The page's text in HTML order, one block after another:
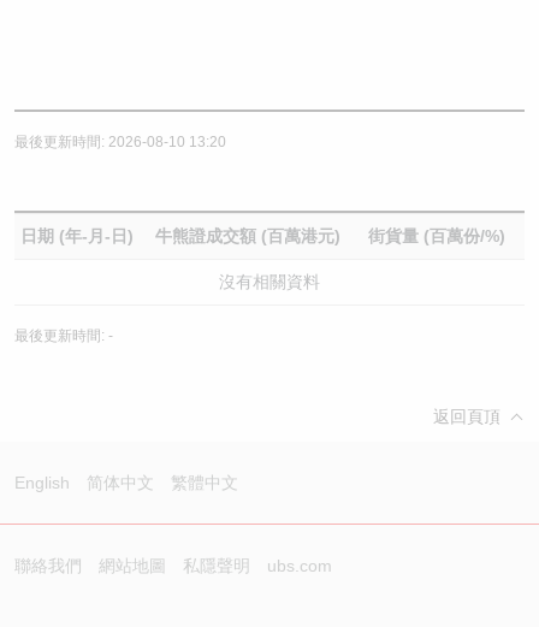
最後更新時間: 2026-08-10 13:20
日期 (年-月-日) 牛熊證成交額 (百萬港元) 街貨量 (百萬份/%)
沒有相關資料
最後更新時間: -
返回頁頂
English 简体中文 繁體中文
聯絡我們 網站地圖 私隱聲明 ubs.com